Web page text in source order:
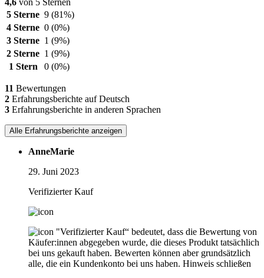
4,6 von 5 Sternen
5 Sterne 9 (81%)
4 Sterne 0 (0%)
3 Sterne 1 (9%)
2 Sterne 1 (9%)
1 Stern
0 (0%)
11 Bewertungen
2 Erfahrungsberichte auf Deutsch
3 Erfahrungsberichte in anderen Sprachen
Alle Erfahrungsberichte anzeigen
AnneMarie
29. Juni 2023
Verifizierter Kauf
"Verifizierter Kauf“ bedeutet, dass die Bewertung von
Käufer:innen abgegeben wurde, die dieses Produkt tatsächlich
bei uns gekauft haben. Bewerten können aber grundsätzlich
alle, die ein Kundenkonto bei uns haben. Hinweis schließen